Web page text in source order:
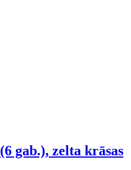
(6 gab.), zelta krāsas